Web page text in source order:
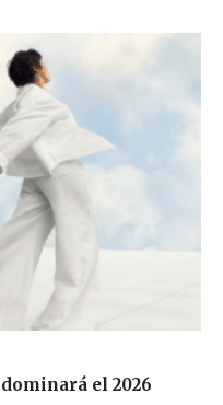
el 2026